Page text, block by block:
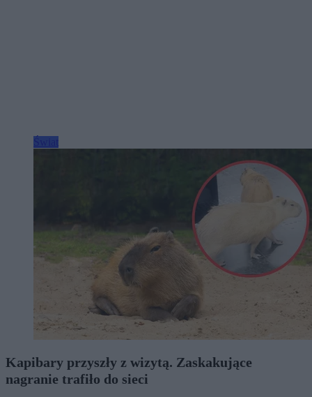
Kapibary przyszły z wizytą. Zaskakujące
nagranie trafiło do sieci